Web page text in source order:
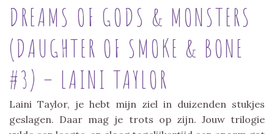
DREAMS OF GODS & MONSTERS
(DAUGHTER OF SMOKE & BONE
#3) – LAINI TAYLOR
Laini Taylor, je hebt mijn ziel in duizenden stukjes
geslagen. Daar mag je trots op zijn. Jouw trilogie